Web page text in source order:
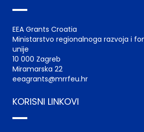
EEA Grants Croatia
Ministarstvo regionalnoga razvoja i
unije
10 000 Zagreb
Miramarska 22
eeagrants@mrrfeu.hr
KORISNI LINKOVI